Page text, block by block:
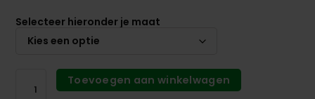
Selecteer hieronder je maat
Toevoegen aan winkelwagen